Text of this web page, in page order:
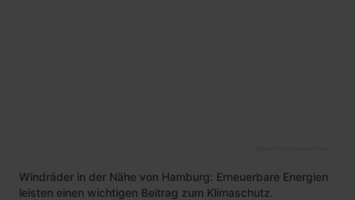
Windräder in der Nähe von Hamburg: Erneuerbare Energien
leisten einen wichtigen Beitrag zum Klimaschutz.